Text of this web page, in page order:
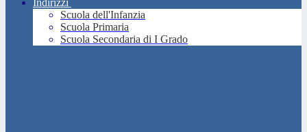
Indirizzi
Scuola dell'Infanzia
Scuola Primaria
Scuola Secondaria di I Grado